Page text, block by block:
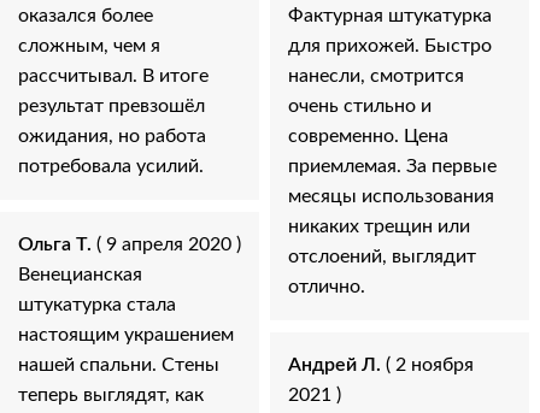
оказался более
сложным, чем я
рассчитывал. В итоге
результат превзошёл
ожидания, но работа
потребовала усилий.
Ольга Т. ( 9 апреля 2020 )
Венецианская
штукатурка стала
настоящим украшением
нашей спальни. Стены
теперь выглядят, как
Фактурная штукатурка
для прихожей. Быстро
нанесли, смотрится
очень стильно и
современно. Цена
приемлемая. За первые
месяцы использования
никаких трещин или
отслоений, выглядит
отлично.
Андрей Л. ( 2 ноября
2021 )